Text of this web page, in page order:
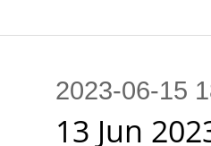
2023-06-15
13 Jun